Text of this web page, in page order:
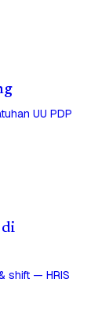
UU PDP
di
shift — HRIS